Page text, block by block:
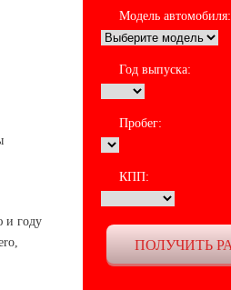
Модель автомобиля:
Год выпуска:
Пробег:
КПП:
и году